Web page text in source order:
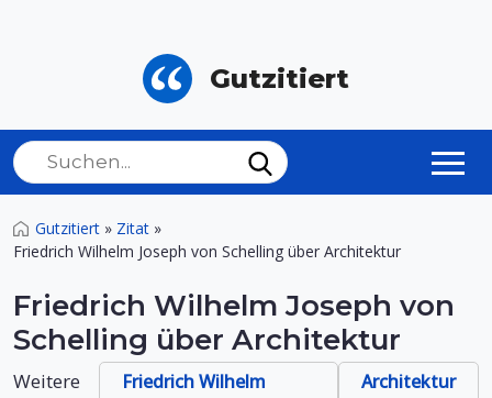
Gutzitiert
Gutzitiert » Zitat »
Friedrich Wilhelm Joseph von Schelling über Architektur
Friedrich Wilhelm Joseph von
Schelling über Architektur
Weitere
Friedrich Wilhelm
Architektur